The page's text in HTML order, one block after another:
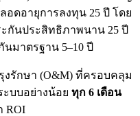
ดอายุการลงทุน 25 ปี โดย
กันประสิทธิภาพนาน 25 ปี
นมาตรฐาน 5–10 ปี
รักษา (O&M) ที่ครอบคลุม
บบอย่างน้อย ทุก 6 เดือน
ROI